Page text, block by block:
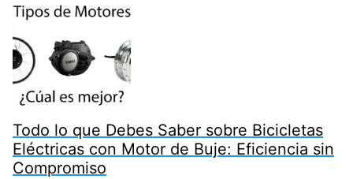
Todo lo que Debes Saber sobre Bicicletas
Eléctricas con Motor de Buje: Eficiencia sin
Compromiso